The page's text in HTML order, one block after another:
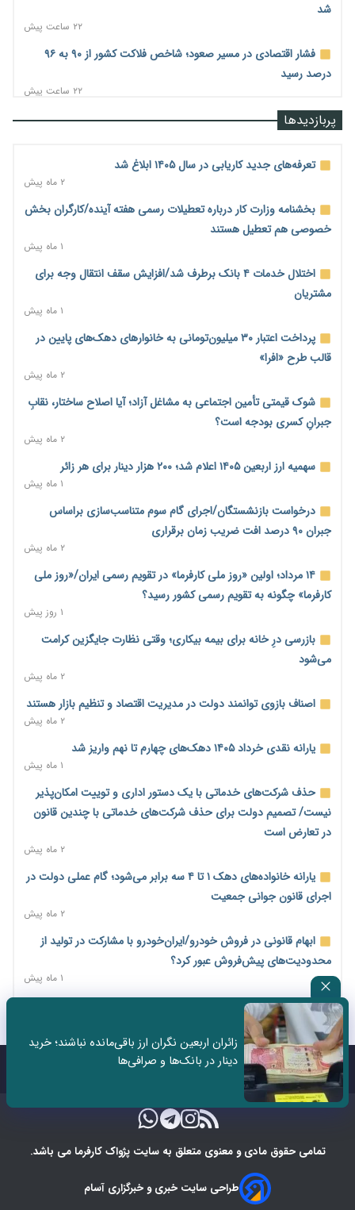
شد
۲۲ ساعت پیش
فشار اقتصادی در مسیر صعود؛ شاخص فلاکت کشور از ۹۰ به ۹۶
درصد رسید
۲۲ ساعت پیش
رشد ۷۵ هزار میلیاردی بازار خرید اعتباری؛ فین‌تک‌ها وارد میدان
۲۳ ساعت پیش
آغاز اجرای پایلوت «ردا کارت» برای دانشجویان تحصیلات تکمیلی
محدودیت تازه برای شبکه بانکی؛ افزایش سپرده قانونی با هدف
کنترل تورم
ترمز تولید خودرو کشیده شد؛ افت ۲۵ درصدی تیراژ ایران‌خودرو،
سایپا و پارس‌خودرو
۱ روز پیش
بنگاه‌داری بانک‌ها؛ مانع بزرگ خانه‌دار شدن مستأجران
نماینده مجلس: توسعه مرزهای زمینی به راهبرد تأمین کالاهای
اساسی تبدیل شود
۱ روز پیش
خانه کارگر قزوین: شکاف دستمزد و هزینه معیشت هر روز عمیق‌تر
می‌شود
۱ روز پیش
رئیس سازمان امور مالیاتی: بلاگرهای پردرآمد مشمول پرداخت
مالیات هستند
۱ روز پیش
پیش‌بینی افزایش تولید برنج؛ نیاز وارداتی کشور به ۵۰۰ هزار تن
کاهش می‌یابد
۱ روز پیش
امضای تفاهم‌نامه تجاری ایران و پاکستان؛ هدف‌گذاری تجارت ۱۰
اختیارات جدید گمرکات برای تمدید ورود موقت کالا و خودرو تا
پایان شهریور ابلاغ شد
۱ روز پیش
مرحله سیزدهم کالابرگ در سایه تورم؛ قدرت خرید یارانه یک‌میلیونی
۱۴ مرداد؛ اولین «روز ملی کارفرما» در تقویم رسمی ایران/«روز ملی
کارفرما» چگونه به تقویم رسمی کشور رسید؟
۱ روز پیش
سکه در یک قدمی ۱۸۵ میلیون تومان
۲ روز پیش
تشکل‌ها در مسیر ارتقای تاب‌آوری اعضا برنامه‌ریزی کنند
ساماندهی نیروهای شرکتی نباید قربانی ملاحظات انتخاباتی شود/
برخی نمایندگان به دنبال حذف شرکت‌هایی که وجود ندارند!
کیف پول ایران؛ انجام تراکنش‌های مالی بدون نیاز به اینترنت
پربازدیدها
تعرفه‌های جدید کاریابی در سال ۱۴۰۵ ابلاغ شد
۲ ماه پیش
بخشنامه وزارت کار درباره تعطیلات رسمی هفته آینده/کارگران بخش
خصوصی هم تعطیل هستند
۱ ماه پیش
اختلال خدمات ۴ بانک برطرف شد/افزایش سقف انتقال وجه برای
مشتریان
۱ ماه پیش
پرداخت اعتبار ۳۰ میلیون‌تومانی به خانوارهای دهک‌های پایین در
قالب طرح «افرا»
۲ ماه پیش
شوک قیمتی تأمین اجتماعی به مشاغل آزاد؛ آیا اصلاح ساختار، نقابِ
جبرانِ کسری بودجه است؟
۲ ماه پیش
سهمیه ارز اربعین ۱۴۰۵ اعلام شد؛ ۲۰۰ هزار دینار برای هر زائر
۱ ماه پیش
درخواست بازنشستگان/اجرای گام سوم متناسب‌سازی براساس
جبران ۹۰ درصد افت ضریب زمان برقراری
۲ ماه پیش
۱۴ مرداد؛ اولین «روز ملی کارفرما» در تقویم رسمی ایران/«روز ملی
کارفرما» چگونه به تقویم رسمی کشور رسید؟
۱ روز پیش
بازرسی درِ خانه برای بیمه بیکاری؛ وقتی نظارت جایگزین کرامت
می‌شود
۲ ماه پیش
اصناف بازوی توانمند دولت در مدیریت اقتصاد و تنظیم بازار هستند
۲ ماه پیش
یارانه نقدی خرداد ۱۴۰۵ دهک‌های چهارم تا نهم واریز شد
۱ ماه پیش
حذف شرکت‌های خدماتی با یک دستور اداری و توییت امکان‌پذیر
نیست/ تصمیم دولت برای حذف شرکت‌های خدماتی با چندین قانون
در تعارض است
۲ ماه پیش
یارانه خانواده‌های دهک ۱ تا ۴ سه برابر می‌شود؛ گام عملی دولت در
اجرای قانون جوانی جمعیت
۲ ماه پیش
ابهام قانونی در فروش خودرو/ایران‌خودرو با مشارکت در تولید از
محدودیت‌های پیش‌فروش عبور کرد؟
۱ ماه پیش
سه نماد جدید اخزا در فرابورس پذیرش شد
ثبت نادرست عنوان شغلی، کارگر و کارفرما را با جریمه و شکایت
روبه‌رو می‌کند
زائران اربعین نگران ارز باقی‌مانده نباشند؛ خرید
دینار در بانک‌ها و صرافی‌ها
تمامی حقوق مادی و معنوی متعلق به سایت پژواک کارفرما می باشد.
طراحی سایت خبری و خبرگزاری آسام